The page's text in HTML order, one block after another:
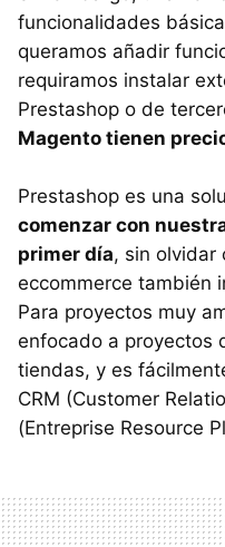
funcionalidades
queramos añadir
requiramos instalar
Prestashop o de
Magento tienen
Prestashop es una
comenzar con
primer día, sin olvidar
eccommerce también
Para proyectos muy
enfocado a proyectos
tiendas, y es
CRM (Customer
(Entreprise Resource